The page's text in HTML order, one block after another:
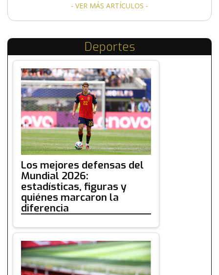
- VER MÁS ARTÍCULOS -
Deportes
Los mejores defensas del
Mundial 2026:
estadísticas, figuras y
quiénes marcaron la
diferencia